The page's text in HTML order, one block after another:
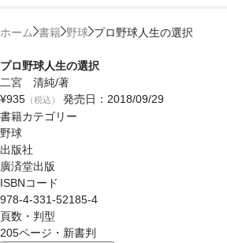
ホーム 書籍 野球 プロ野球人生の選択
プロ野球人生の選択
二宮 清純/著
¥935 （税込）
発売日：2018/09/29
書籍カテゴリー
野球
出版社
廣済堂出版
ISBNコード
978-4-331-52185-4
頁数・判型
205ページ・新書判